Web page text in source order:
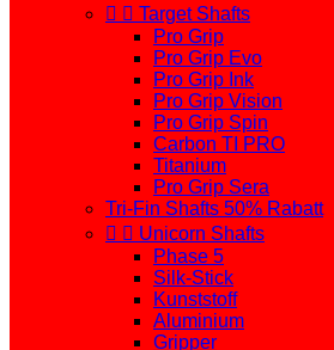
  Target Shafts
Pro Grip
Pro Grip Evo
Pro Grip Ink
Pro Grip Vision
Pro Grip Spin
Carbon TI PRO
Titanium
Pro Grip Sera
Tri-Fin Shafts 50% Rabatt
  Unicorn Shafts
Phase 5
Silk-Stick
Kunststoff
Aluminium
Gripper